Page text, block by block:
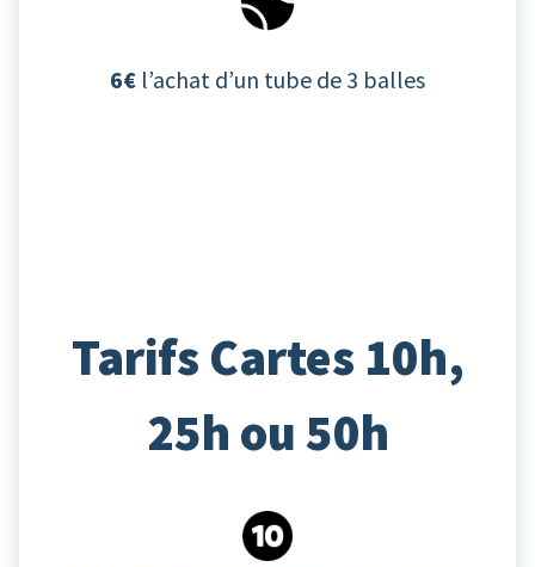
6€ l’achat d’un tube de 3 balles
Tarifs Cartes 10h,
25h ou 50h